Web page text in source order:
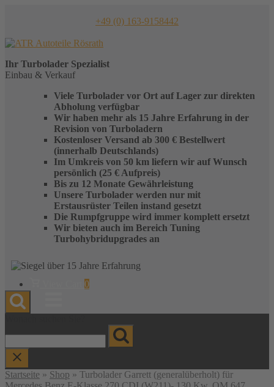
+49 (0) 163-9158442
Ihr Turbolader Spezialist
Einbau & Verkauf
Viele Turbolader vor Ort auf Lager zur direkten
Abholung verfügbar
Wir haben mehr als 15 Jahre Erfahrung in der
Revision von Turboladern
Kostenloser Versand ab 300 € Bestellwert
(innerhalb Deutschlands)
Im Umkreis von 50 km liefern wir auf Wunsch
persönlich (25 € Aufpreis)
Bis zu 12 Monate Gewährleistung
Unsere Turbolader werden nur mit
Erstausrüster Teilen instand gesetzt
Die Rumpfgruppe wird immer komplett ersetzt
Wir bieten auch im Bereich Tuning
Turbohybridupgrades an
anzeigen
0
Startseite » Shop » Turbolader Garrett (generalüberholt) für